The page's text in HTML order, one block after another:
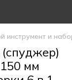
инструмент и
мм